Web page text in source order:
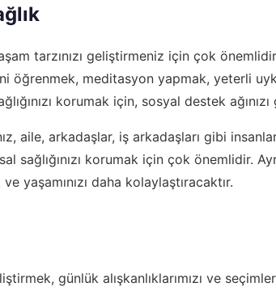
tarzınızı geliştirmeniz için çok
öğrenmek, meditasyon yapmak, yeterli
korumak için, sosyal destek
aile, arkadaşlar, iş arkadaşları gibi
sağlığınızı korumak için çok önemlidir.
yaşamınızı daha kolaylaştıracaktır.
günlük alışkanlıklarımızı ve